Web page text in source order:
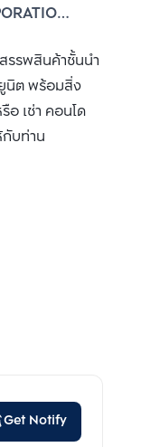
รรพสินค้าชั้นนำ
นิต พร้อมสิ่ง
เช่า คอนโด
บท่าน
Get Notify